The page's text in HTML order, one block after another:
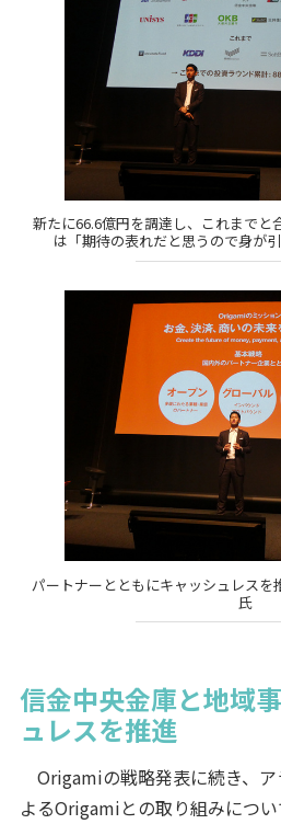
新たに66.6億円を調達し、これまでと
は「期待の表れだと思うので身が
パートナーとともにキャッシュレス
氏
信金中央金庫と地域
ュレスを推進
Origamiの戦略発表に続き、ア
よるOrigamiとの取り組みについ